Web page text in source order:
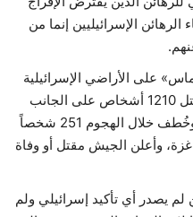
الإسرائيليين إنما من
على الأراضي الإسرائيلية
في السابع من أكتوبر 2023، عن مقتل 1210 أشخاص على الجانب
الإسرائيلي، معظمهم من المدنيين. وخُطف خلال الهجوم 251 شخصاً
غزة، وأعلن الجيش مقتل أو وفاة
يصدر أي تأكيد إسرائيلي ولم